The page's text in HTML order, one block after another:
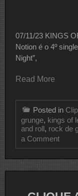
07/11/23 KINGS
Notion é o 4º
Night”,
Read More
Posted in
grunge, kings of
and roll, rock de
a Commenton